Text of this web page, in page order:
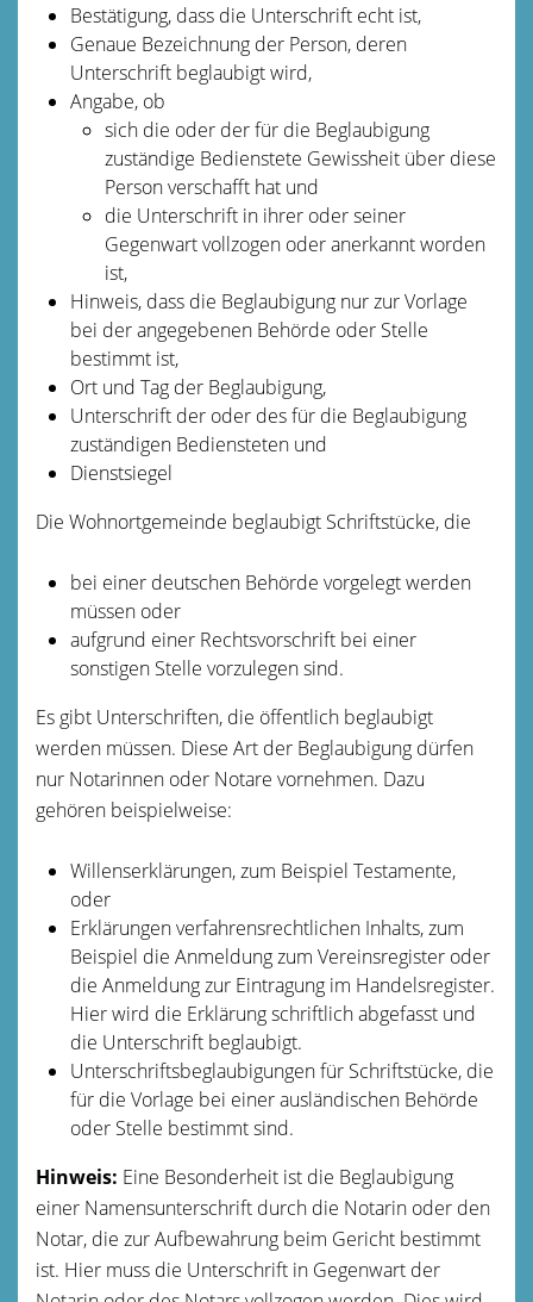
Bestätigung, dass die Unterschrift echt ist,
Genaue Bezeichnung der Person, deren
Unterschrift beglaubigt wird,
Angabe, ob
sich die oder der für die Beglaubigung
zuständige Bedienstete Gewissheit über diese
Person verschafft hat und
die Unterschrift in ihrer oder seiner
Gegenwart vollzogen oder anerkannt worden
ist,
Hinweis, dass die Beglaubigung nur zur Vorlage
bei der angegebenen Behörde oder Stelle
bestimmt ist,
Ort und Tag der Beglaubigung,
Unterschrift der oder des für die Beglaubigung
zuständigen Bediensteten und
Dienstsiegel
Die Wohnortgemeinde beglaubigt Schriftstücke, die
bei einer deutschen Behörde vorgelegt werden
müssen oder
aufgrund einer Rechtsvorschrift bei einer
sonstigen Stelle vorzulegen sind.
Es gibt Unterschriften, die öffentlich beglaubigt
werden müssen. Diese Art der Beglaubigung dürfen
nur Notarinnen oder Notare vornehmen. Dazu
gehören beispielweise:
Willenserklärungen, zum Beispiel Testamente,
oder
Erklärungen verfahrensrechtlichen Inhalts, zum
Beispiel die Anmeldung zum Vereinsregister oder
die Anmeldung zur Eintragung im Handelsregister.
Hier wird die Erklärung schriftlich abgefasst und
die Unterschrift beglaubigt.
Unterschriftsbeglaubigungen für Schriftstücke, die
für die Vorlage bei einer ausländischen Behörde
oder Stelle bestimmt sind.
Hinweis: Eine Besonderheit ist die Beglaubigung
einer Namensunterschrift durch die Notarin oder den
Notar, die zur Aufbewahrung beim Gericht bestimmt
ist. Hier muss die Unterschrift in Gegenwart der